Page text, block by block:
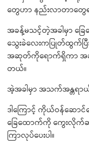
တွေဟာ နည်းလာတာတွေရ
အခန့်မသင့်တဲ့အခါမှာ ခြေ
သွေးခဲလေးကပြုတ်ထွက်ပြီ
အဆုတ်ကိုရောက်ရှိကာ အ
တယ်။
အဲ့အခါမှာ အသက်အန္တ
ဒါကြောင့် ကိုယ်ဝန်ဆော
ခြေထောက်ကို ကွေးလိုက်
ကြာလုပ်ပေးပါ။